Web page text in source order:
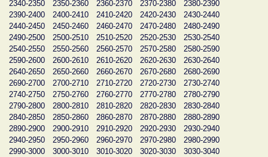
2340-2350
2350-2360 2360-2370 2370-2380
2380-2390
2390-2400
2400-2410 2410-2420 2420-2430
2430-2440
2440-2450
2450-2460 2460-2470 2470-2480
2480-2490
2490-2500
2500-2510 2510-2520 2520-2530
2530-2540
2540-2550
2550-2560 2560-2570 2570-2580
2580-2590
2590-2600
2600-2610 2610-2620 2620-2630
2630-2640
2640-2650
2650-2660 2660-2670 2670-2680
2680-2690
2690-2700
2700-2710 2710-2720 2720-2730
2730-2740
2740-2750
2750-2760 2760-2770 2770-2780
2780-2790
2790-2800
2800-2810 2810-2820 2820-2830
2830-2840
2840-2850
2850-2860 2860-2870 2870-2880
2880-2890
2890-2900
2900-2910 2910-2920 2920-2930
2930-2940
2940-2950
2950-2960 2960-2970 2970-2980
2980-2990
2990-3000
3000-3010 3010-3020 3020-3030
3030-3040